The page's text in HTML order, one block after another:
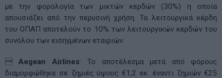
με την φορολογία των μικτών κερδών (30%) η οποία
απουσιάζει από την περυσινή χρήση. Τα λειτουργικά κέρδη
του ΟΠΑΠ αποτελούν το 10% των λειτουργικών κερδών του
συνόλου των εισηγμένων εταιριών.
Aegean Airlines: Το αποτέλεσμα μετά από φόρους
διαμορφώθηκε σε ζημιές ύψους €1,2 εκ. έναντι ζημιών €25